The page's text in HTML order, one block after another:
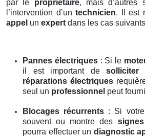
par le propriétaire, mais d’autres
l’intervention d’untechnicien. Il est
appel un expert dans les cas
Pannes électriques: Si le
il est important desolliciter
réparations électriques
seul un professionnel peut
Blocages récurrents : Si votre
souvent ou montre des
pourra effectuer un diagnostic